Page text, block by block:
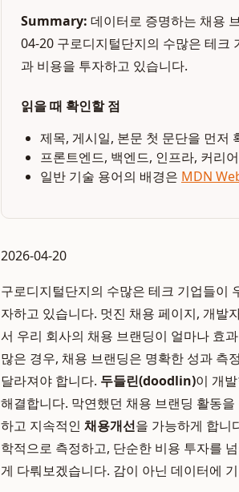
Summary: 데이터로 증명하는 채용
04-20 구로디지털단지의 수많은 테크
과 비용을 투자하고 있습니다.
읽을 때 확인할 점
제목, 게시일, 본문 첫 문단을 먼저
프론트엔드, 백엔드, 인프라, 커리
일반 기술 용어의 배경은 MDN
2026-04-20
구로디지털단지의 수많은 테크 기업들이
자하고 있습니다. 멋진 채용 페이지, 개발
서 우리 회사의 채용 브랜딩이 얼마나 효
많은 경우, 채용 브랜딩은 명확한 성과 측
달라져야 합니다. 두들린(doodlin)이 개
해결합니다. 막연했던 채용 브랜딩 활동
하고 지속적인 채용개선을 가능하게 합니
학적으로 측정하고, 단순한 비용 투자를
게 다뤄보겠습니다. 감이 아닌 데이터에